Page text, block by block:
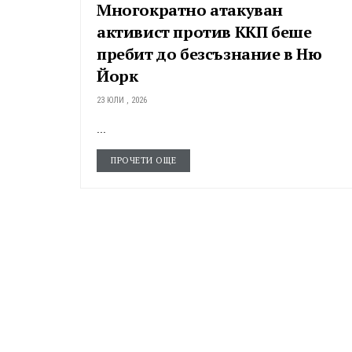
Многократно атакуван
активист против ККП беше
пребит до безсъзнание в Ню
Йорк
23 ЮЛИ , 2026
...
ПРОЧЕТИ ОЩЕ